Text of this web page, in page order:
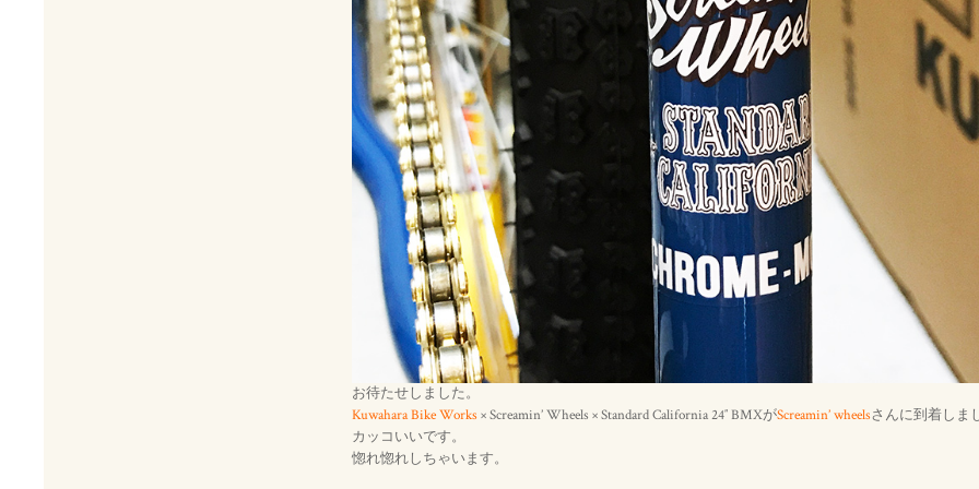
お待たせしました。
Kuwahara Bike Works× Screamin’ Wheels × Standard California 24″ BMXがScreamin’ wheelsさんに到着しま
カッコいいです。
惚れ惚れしちゃいます。